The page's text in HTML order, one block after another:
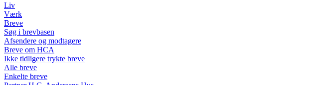
Liv
Værk
Breve
Søg i brevbasen
Afsendere og modtagere
Breve om HCA
Ikke tidligere trykte breve
Alle breve
Enkelte breve